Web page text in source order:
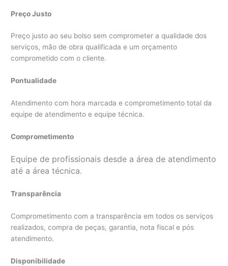
Preço Justo
Preço justo ao seu bolso sem comprometer a qualidade dos
serviços, mão de obra qualificada e um orçamento
comprometido com o cliente.
Pontualidade
Atendimento com hora marcada e comprometimento total da
equipe de atendimento e equipe técnica.
Comprometimento
Equipe de profissionais desde a área de atendimento
até a área técnica.
Transparência
Comprometimento com a transparência em todos os serviços
realizados, compra de peças, garantia, nota fiscal e pós
atendimento.
Disponibilidade